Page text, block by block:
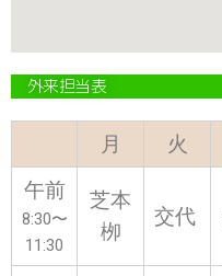
外来担当表
月 火
午前
8:30〜
11:30
芝本
栁
交代